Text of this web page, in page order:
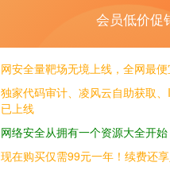
THE END
会员低价促
网安全量靶场无境上线，全网最便
独家代码审计、凌风云自助获取
已上线
网络安全从拥有一个资源大全开始
现在购买仅需99元一年！续费还享